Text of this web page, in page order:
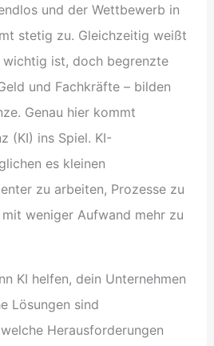
und der Wettbewerb in
stetig zu. Gleichzeitig weißt
wichtig ist, doch begrenzte
und Fachkräfte – bilden
Genau hier kommt
(KI) ins Spiel. KI-
es kleinen
zu arbeiten, Prozesse zu
weniger Aufwand mehr zu
KI helfen, dein Unternehmen
Lösungen sind
Herausforderungen